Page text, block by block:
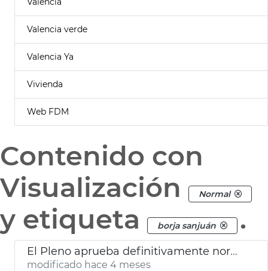
Valencia verde
Valencia Ya
Vivienda
Web FDM
Contenido con
Visualización
Normal
y etiqueta borja sanjuán .
El Pleno aprueba definitivamente normativa apartamentos turísticos València
modificado hace 4 meses